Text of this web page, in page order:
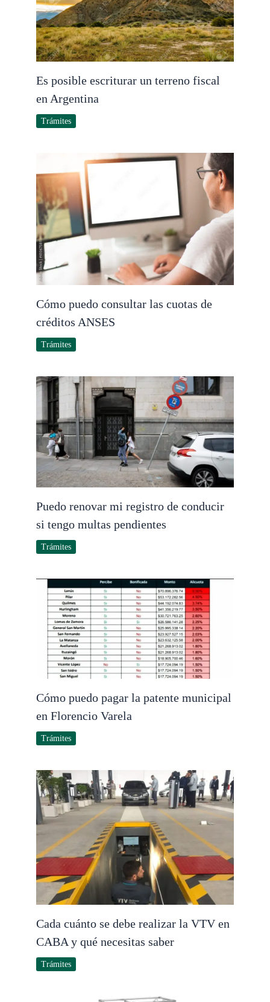
Es posible escriturar un terreno fiscal
en Argentina
Trámites
Cómo puedo consultar las cuotas de
créditos ANSES
Trámites
Puedo renovar mi registro de conducir
si tengo multas pendientes
Trámites
Cómo puedo pagar la patente municipal
en Florencio Varela
Trámites
Cada cuánto se debe realizar la VTV en
CABA y qué necesitas saber
Trámites